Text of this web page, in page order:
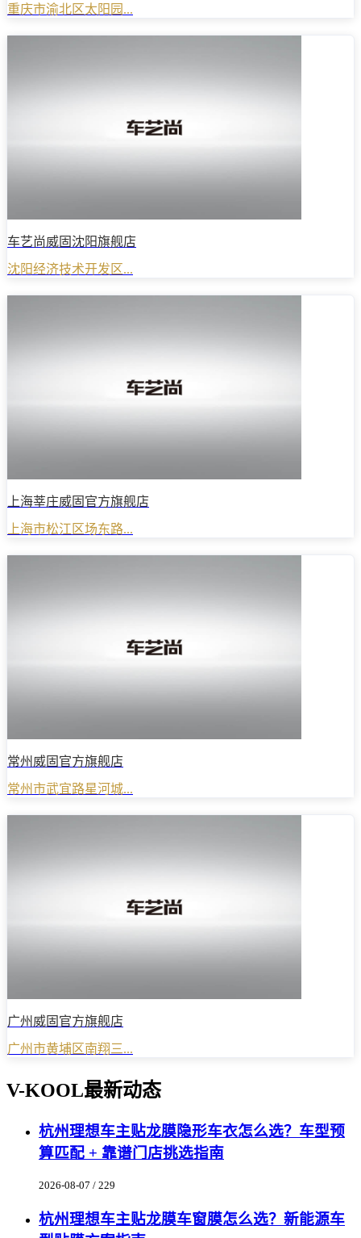
重庆市渝北区太阳园...
车艺尚威固沈阳旗舰店
沈阳经济技术开发区...
上海莘庄威固官方旗舰店
上海市松江区场东路...
常州威固官方旗舰店
常州市武宜路星河城...
广州威固官方旗舰店
广州市黄埔区南翔三...
V-KOOL最新动态
杭州理想车主贴龙膜隐形车衣怎么选？车型预
算匹配 + 靠谱门店挑选指南
2026-08-07 / 229
杭州理想车主贴龙膜车窗膜怎么选？新能源车